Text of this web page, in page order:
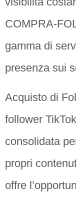
COMPRA-
gamma di
presenza sui
Acquisto di
follower
consolidata
propri
offre